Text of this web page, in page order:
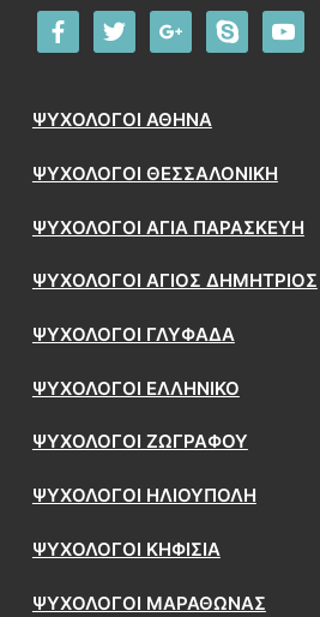
facebooktwitter google skype youtube
ΨΥΧΟΛΟΓΟΙ ΑΘΗΝΑ
ΨΥΧΟΛΟΓΟΙ ΘΕΣΣΑΛΟΝΙΚΗ
ΨΥΧΟΛΟΓΟΙ ΑΓΙΑ ΠΑΡΑΣΚΕΥΗ
ΨΥΧΟΛΟΓΟΙ ΑΓΙΟΣ ΔΗΜΗΤΡΙΟΣ
ΨΥΧΟΛΟΓΟΙ ΓΛΥΦΑΔΑ
ΨΥΧΟΛΟΓΟΙ ΕΛΛΗΝΙΚΟ
ΨΥΧΟΛΟΓΟΙ ΖΩΓΡΑΦΟΥ
ΨΥΧΟΛΟΓΟΙ ΗΛΙΟΥΠΟΛΗ
ΨΥΧΟΛΟΓΟΙ ΚΗΦΙΣΙΑ
ΨΥΧΟΛΟΓΟΙ ΜΑΡΑΘΩΝΑΣ